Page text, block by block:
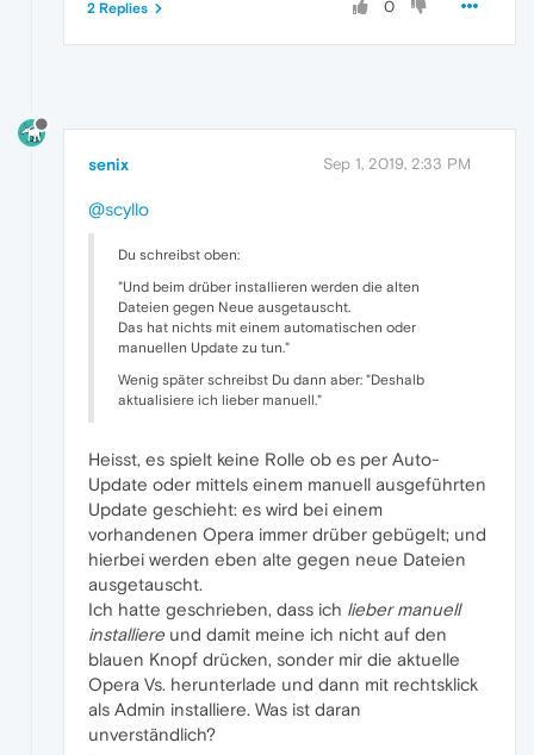
0
2 Replies
senix Sep 1, 2019, 2:33 PM
@scyllo
Du schreibst oben:
"Und beim drüber installieren werden die alten
Dateien gegen Neue ausgetauscht.
Das hat nichts mit einem automatischen oder
manuellen Update zu tun."
Wenig später schreibst Du dann aber: "Deshalb
aktualisiere ich lieber manuell."
Heisst, es spielt keine Rolle ob es per Auto-
Update oder mittels einem manuell ausgeführten
Update geschieht: es wird bei einem
vorhandenen Opera immer drüber gebügelt; und
hierbei werden eben alte gegen neue Dateien
ausgetauscht.
Ich hatte geschrieben, dass ich lieber manuell
installiere und damit meine ich nicht auf den
blauen Knopf drücken, sonder mir die aktuelle
Opera Vs. herunterlade und dann mit rechtsklick
als Admin installiere. Was ist daran
unverständlich?